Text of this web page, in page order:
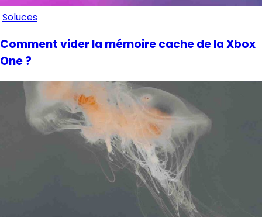
Soluces
Comment vider la mémoire cache de la Xbox
One ?